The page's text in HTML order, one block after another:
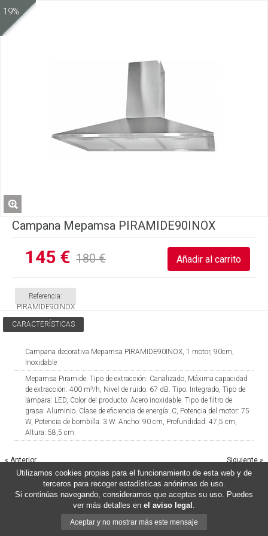
19%
Campana Mepamsa PIRAMIDE90INOX
145 € 180 €
Referencia:
PIRAMIDE90INOX
CARACTERÍSTICAS
Campana decorativa Mepamsa PIRAMIDE90INOX, 1 motor, 90cm,
Inoxidable
Mepamsa Piramide. Tipo de extracción: Canalizado, Máxima capacidad
de extracción: 400 m³/h, Nivel de ruido: 67 dB. Tipo: Integrado, Tipo de
lámpara: LED, Color del producto: Acero inoxidable. Tipo de filtro de
grasa: Aluminio. Clase de eficiencia de energía: C, Potencia del motor: 75
W, Potencia de bombilla: 3 W. Ancho: 90 cm, Profundidad: 47,5 cm,
Altura: 58,5 cm
« Anterior Siguiente »
Utilizamos cookies propias para el funcionamiento de esta web y de
terceros para recoger estadísticas anónimas de uso.
Si continúas navegando, consideramos que aceptas su uso. Puedes
ver más detalles en el aviso legal .